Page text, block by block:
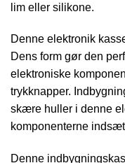
lim eller silikone.
Denne elektronik
Dens form gør den
elektroniske
trykknapper.
skære huller i denne
komponenterne
Denne